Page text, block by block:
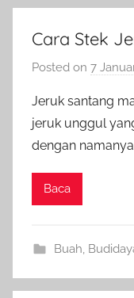
Cara Stek
Posted on 7
Jeruk santang
jeruk unggul
dengan
Baca
Buah